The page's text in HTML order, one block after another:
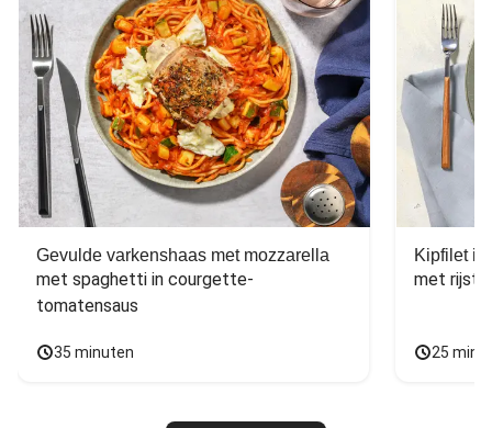
Gevulde varkenshaas met mozzarella
met spaghetti in courgette-
tomatensaus
35 minuten
Kipfilet in
met rijst,
25